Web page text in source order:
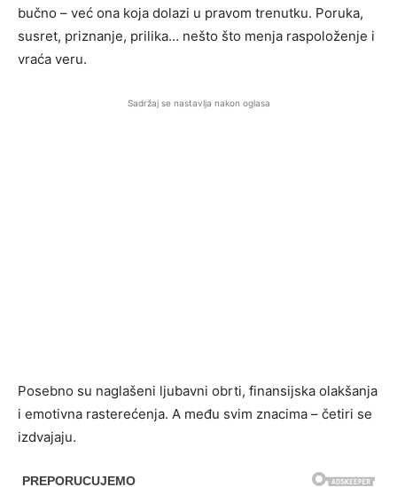
bučno – već ona koja dolazi u pravom trenutku. Poruka,
susret, priznanje, prilika… nešto što menja raspoloženje i
vraća veru.
Sadržaj se nastavlja nakon oglasa
Posebno su naglašeni ljubavni obrti, finansijska olakšanja
i emotivna rasterećenja. A među svim znacima – četiri se
izdvajaju.